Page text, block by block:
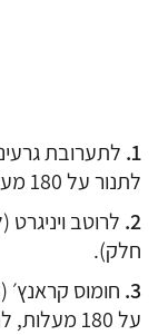
לתערובת
לתנור על 180 מעלות, ל-15 דקות).
לרוטב
חלק).
חומוס
על 180 מעלות, לחצי שעה).